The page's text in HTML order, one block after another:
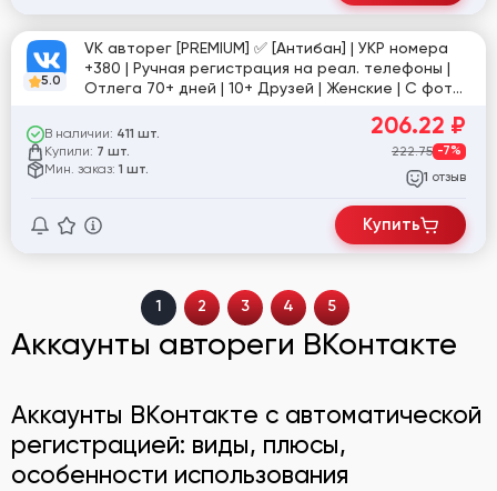
5.0
VK авторег [PREMIUM] ✅ [Антибан] | УКР номера
+380 | Ручная регистрация на реал. телефоны |
Отлега 70+ дней | 10+ Друзей | Женские | С фото
В наличии: 411 шт.
Купили: 7 шт.
Мин. заказ: 1 шт.
206.22 ₽
222.75 -7%
1 отзыв
Купить
1 2 3 4 5
Аккаунты автореги ВКонтакте
Аккаунты ВКонтакте с автоматической
регистрацией: виды, плюсы,
особенности использования